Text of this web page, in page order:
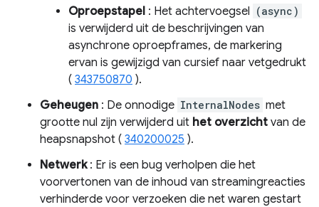
Oproepstapel : Het achtervoegsel (async)
is verwijderd uit de beschrijvingen van
asynchrone oproepframes, de markering
ervan is gewijzigd van cursief naar vetgedrukt
( 343750870 ).
Geheugen : De onnodige InternalNodes met
grootte nul zijn verwijderd uit het overzicht van de
heapsnapshot ( 340200025 ).
Netwerk: Er is een bug verholpen die het
voorvertonen van de inhoud van streamingreacties
verhinderde voor verzoeken die net waren gestart